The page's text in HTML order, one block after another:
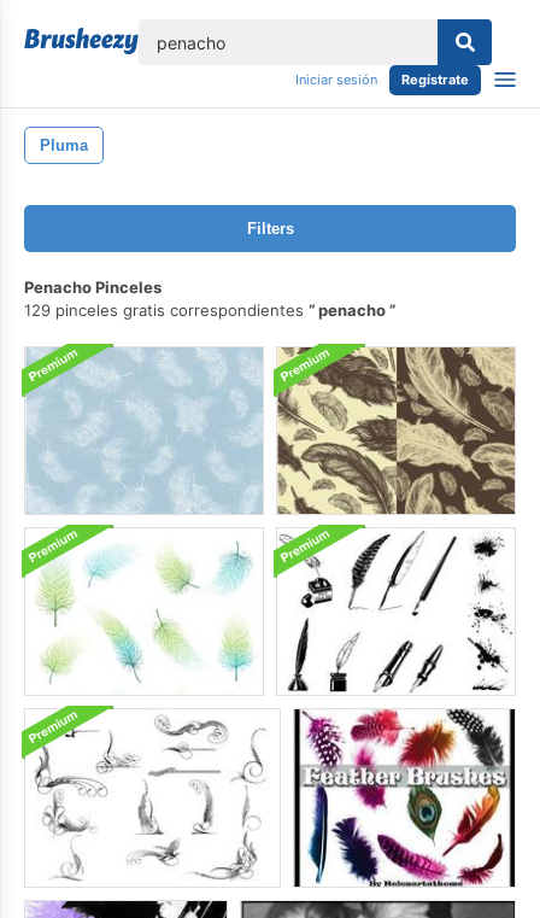
Iniciar sesión Regístrate
Pluma
Filters
Penacho Pinceles
129 pinceles gratis correspondientes
penacho